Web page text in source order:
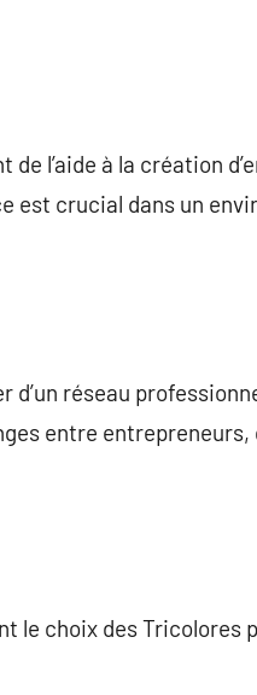
l’aide à la création
est crucial dans un
réseau
entre
le choix des Tricolores